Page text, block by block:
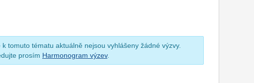
tomuto tématu aktuálně nejsou vyhlášeny žádné výzvy.
prosím Harmonogram výzev.